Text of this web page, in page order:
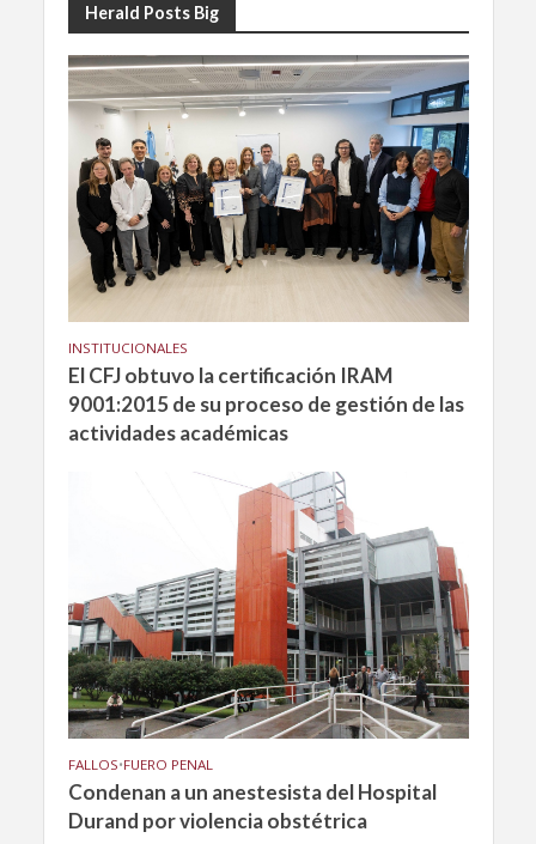
Herald Posts Big
INSTITUCIONALES
El CFJ obtuvo la certificación IRAM
9001:2015 de su proceso de gestión de las
actividades académicas
FALLOS•FUERO PENAL
Condenan a un anestesista del Hospital
Durand por violencia obstétrica